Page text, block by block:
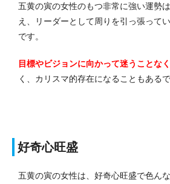
五黄の寅の女性のもつ非常に強い運勢
え、リーダーとして周りを引っ張って
です。
目標やビジョンに向かって迷うことな
く、カリスマ的存在になることもあるで
好奇心旺盛
五黄の寅の女性は、好奇心旺盛で色ん